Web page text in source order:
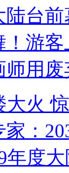
台
游客
用
大火
：
年度